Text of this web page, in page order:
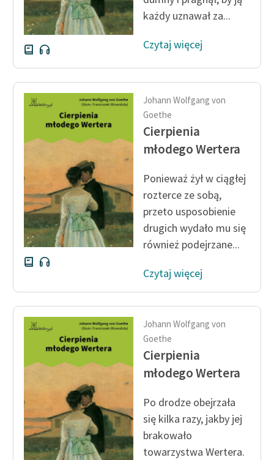
każdy uznawał za...
Czytaj więcej
Johann Wolfgang von
Goethe
Cierpienia
młodego Wertera
Ponieważ żył w ciągłej
rozterce ze sobą,
przeto usposobienie
drugich wydało mu się
również podejrzane...
Czytaj więcej
Johann Wolfgang von
Goethe
Cierpienia
młodego Wertera
Po drodze obejrzała
się kilka razy, jakby jej
brakowało
towarzystwa Wertera.